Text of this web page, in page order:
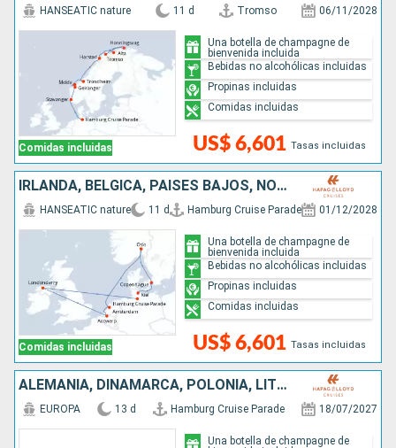
Comidas incluidas
HANSEATIC nature 11 d Tromso 06/11/2028
US$ 6,601 Tasas incluidas
Una botella de champagne de
bienvenida incluida
Bebidas no alcohólicas incluidas
Propinas incluidas
Comidas incluidas
IRLANDA, BÉLGICA, PAISES BAJOS, NORUEGA, DINAMARCA, ALEMANIA
Comidas incluidas
HANSEATIC nature 11 d Hamburg Cruise Parade 01/12/2028
US$ 6,601 Tasas incluidas
Una botella de champagne de
bienvenida incluida
Bebidas no alcohólicas incluidas
Propinas incluidas
Comidas incluidas
ALEMANIA, DINAMARCA, POLONIA, LITUANIA, SUECIA, LETONIA, ISLANDIA
EUROPA 13 d Hamburg Cruise Parade 18/07/2027
Una botella de champagne de